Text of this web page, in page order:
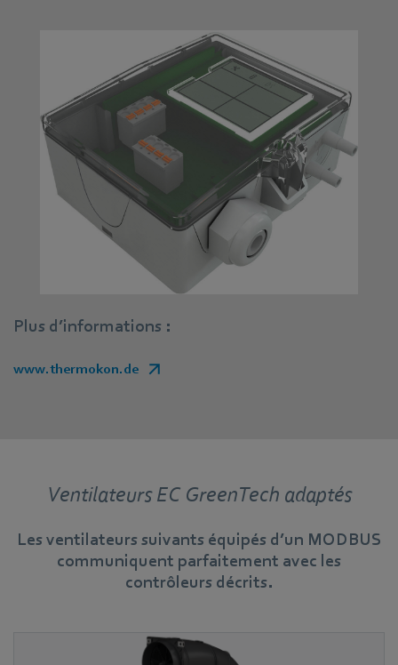
Plus d’informations :
www.thermokon.de
Ventilateurs EC GreenTech adaptés
Les ventilateurs suivants équipés d’un MODBUS
communiquent parfaitement avec les
contrôleurs décrits.